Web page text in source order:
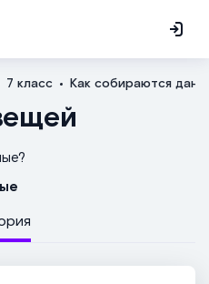
7 класс Как собираются